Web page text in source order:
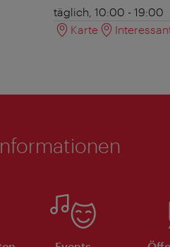
täglich, 10:00 - 19:00
Karte